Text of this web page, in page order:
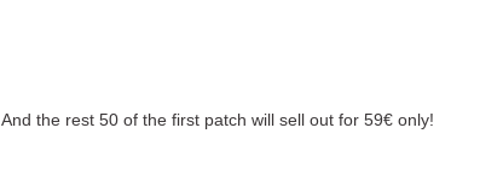
And the rest 50 of the first patch will sell out for 59€ only!